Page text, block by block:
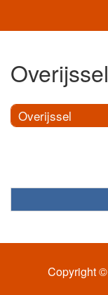
Overijssel
Overijssel
Copyright